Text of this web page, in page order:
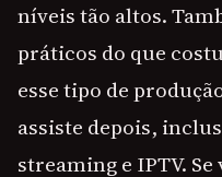
níveis tão altos.
práticos do que
esse tipo de
assiste depois,
streaming e IPTV.